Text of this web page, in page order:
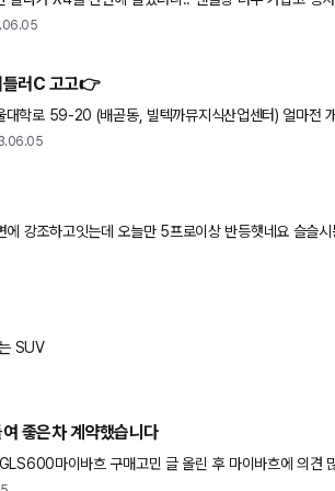
.. ㅋㅋㅋ
틀러C 고고👉
배곧동, 빌텍까뮤지식산업센터) 얼마전 개관한 곳인데요 시흥시에 있습니
르면 좋겠더라구요 원래는 엔진오일 교환 같은 경정비 하
에 강조하고잇는데 오늘만 5프로이상 반등햇네요 슬슬
가 많은데 그게. 무난히만 진행된다면 내년엔 202
SUV
좋은차 계약했습니다
마이바흐 구매고민 글 올린 후 마이바흐에 의견